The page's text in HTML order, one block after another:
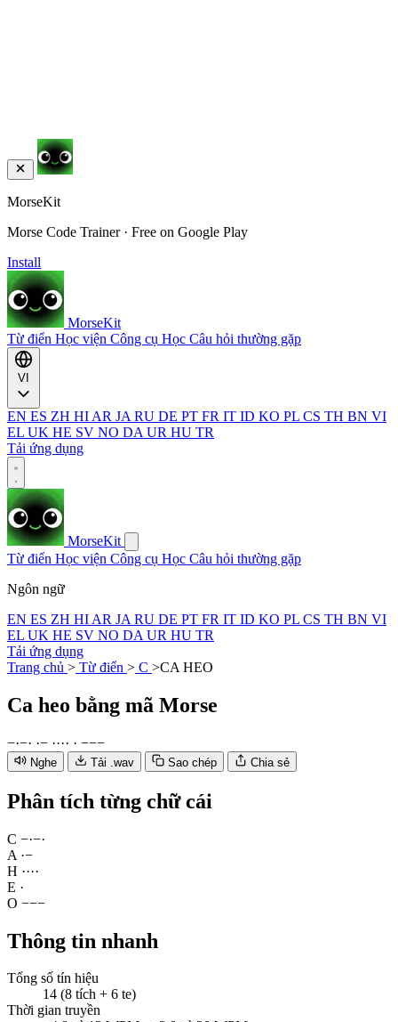
MorseKit
Morse Code Trainer · Free on Google Play
Install
MorseKit
Từ điển Học viện Công cụ Học Câu hỏi thường gặp
EN ES ZH HI AR JA RU DE PT FR IT ID KO PL CS TH BN VI
EL UK HE SV NO DA UR HU TR
Tải ứng dụng
MorseKit
Từ điển Học viện Công cụ Học Câu hỏi thường gặp
Ngôn ngữ
EN ES ZH HI AR JA RU DE PT FR IT ID KO PL CS TH BN VI
EL UK HE SV NO DA UR HU TR
Tải ứng dụng
Trang chủ > Từ điển > C >CA HEO
Ca heo bằng mã Morse
−·−· ·− ···· · −−−
Nghe Tải .wav Sao chép Chia sẻ
Phân tích từng chữ cái
C −·−·
A ·−
H ····
E ·
O −−−
Thông tin nhanh
Tổng số tín hiệu
14 (8 tích + 6 te)
Thời gian truyền